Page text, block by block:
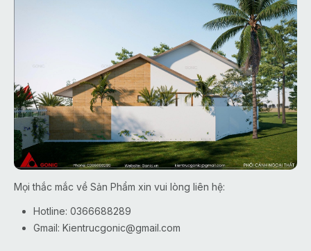
Mọi thắc mắc về Sản Phẩm xin vui lòng liên hệ:
Hotline: 0366688289
Gmail: Kientrucgonic@gmail.com